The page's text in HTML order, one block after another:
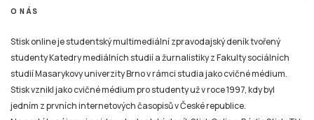
O NÁS
Stisk online je studentský multimediální zpravodajský deník tvořený
studenty Katedry mediálních studií a žurnalistiky z Fakulty sociálních
studií Masarykovy univerzity Brno v rámci studia jako cvičné médium.
Stisk vznikl jako cvičné médium pro studenty už v roce 1997, kdy byl
jedním z prvních internetových časopisů v České republice.